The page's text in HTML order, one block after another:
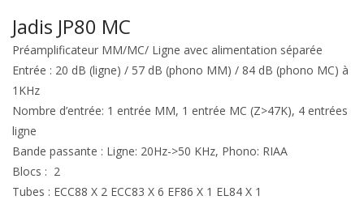
Jadis JP80 MC
Préamplificateur MM/MC/ Ligne avec alimentation séparée
Entrée : 20 dB (ligne) / 57 dB (phono MM) / 84 dB (phono MC) à
1KHz
Nombre d’entrée: 1 entrée MM, 1 entrée MC (Z>47K), 4 entrées
ligne
Bande passante : Ligne: 20Hz->50 KHz, Phono: RIAA
Blocs : 2
Tubes : ECC88 X 2 ECC83 X 6 EF86 X 1 EL84 X 1